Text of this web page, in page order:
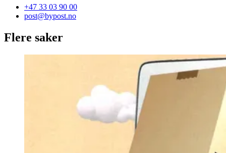
+47 33 03 90 00
post@bypost.no
Flere saker